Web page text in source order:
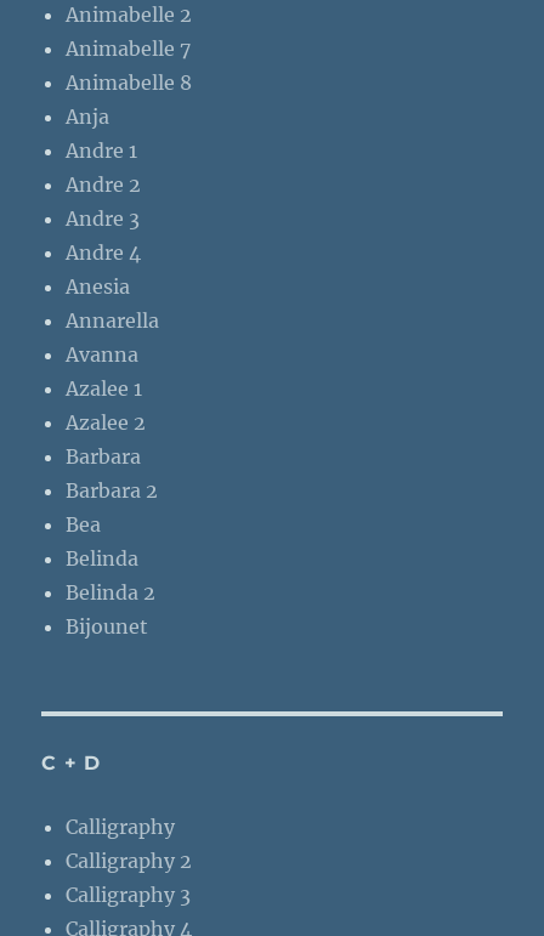
Animabelle 2
Animabelle 7
Animabelle 8
Anja
Andre 1
Andre 2
Andre 3
Andre 4
Anesia
Annarella
Avanna
Azalee 1
Azalee 2
Barbara
Barbara 2
Bea
Belinda
Belinda 2
Bijounet
C + D
Calligraphy
Calligraphy 2
Calligraphy 3
Calligraphy 4